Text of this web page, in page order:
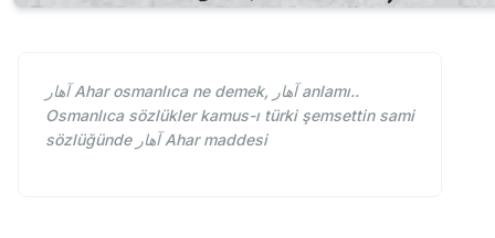
آهار Ahar osmanlıca ne demek, آهار anlamı..
Osmanlıca sözlükler kamus-ı türki şemsettin sami
sözlüğünde آهار Ahar maddesi